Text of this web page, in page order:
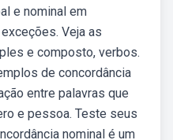
e nominal em
Veja as
e composto, verbos.
de concordância
entre palavras que
e pessoa. Teste seus
nominal é um